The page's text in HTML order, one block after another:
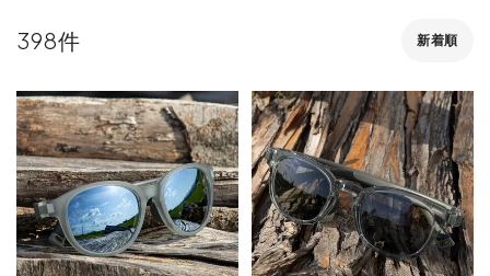
新着順
398